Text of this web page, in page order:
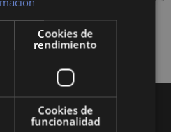
Cookies de
rendimiento
Cookies de
funcionalidad